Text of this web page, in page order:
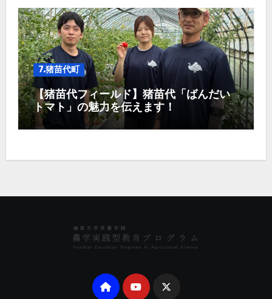
7.猪苗代町
【猪苗代フィールド】猪苗代「ばんだい
トマト」の魅力を伝えます！